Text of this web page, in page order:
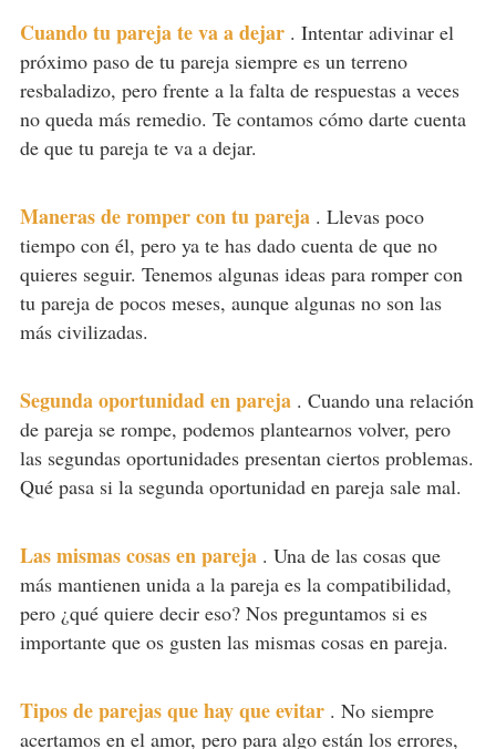
Cuando tu pareja te va a dejar . Intentar adivinar el
próximo paso de tu pareja siempre es un terreno
resbaladizo, pero frente a la falta de respuestas a veces
no queda más remedio. Te contamos cómo darte cuenta
de que tu pareja te va a dejar.
Maneras de romper con tu pareja . Llevas poco
tiempo con él, pero ya te has dado cuenta de que no
quieres seguir. Tenemos algunas ideas para romper con
tu pareja de pocos meses, aunque algunas no son las
más civilizadas.
Segunda oportunidad en pareja . Cuando una relación
de pareja se rompe, podemos plantearnos volver, pero
las segundas oportunidades presentan ciertos problemas.
Qué pasa si la segunda oportunidad en pareja sale mal.
Las mismas cosas en pareja . Una de las cosas que
más mantienen unida a la pareja es la compatibilidad,
pero ¿qué quiere decir eso? Nos preguntamos si es
importante que os gusten las mismas cosas en pareja.
Tipos de parejas que hay que evitar . No siempre
acertamos en el amor, pero para algo están los errores,